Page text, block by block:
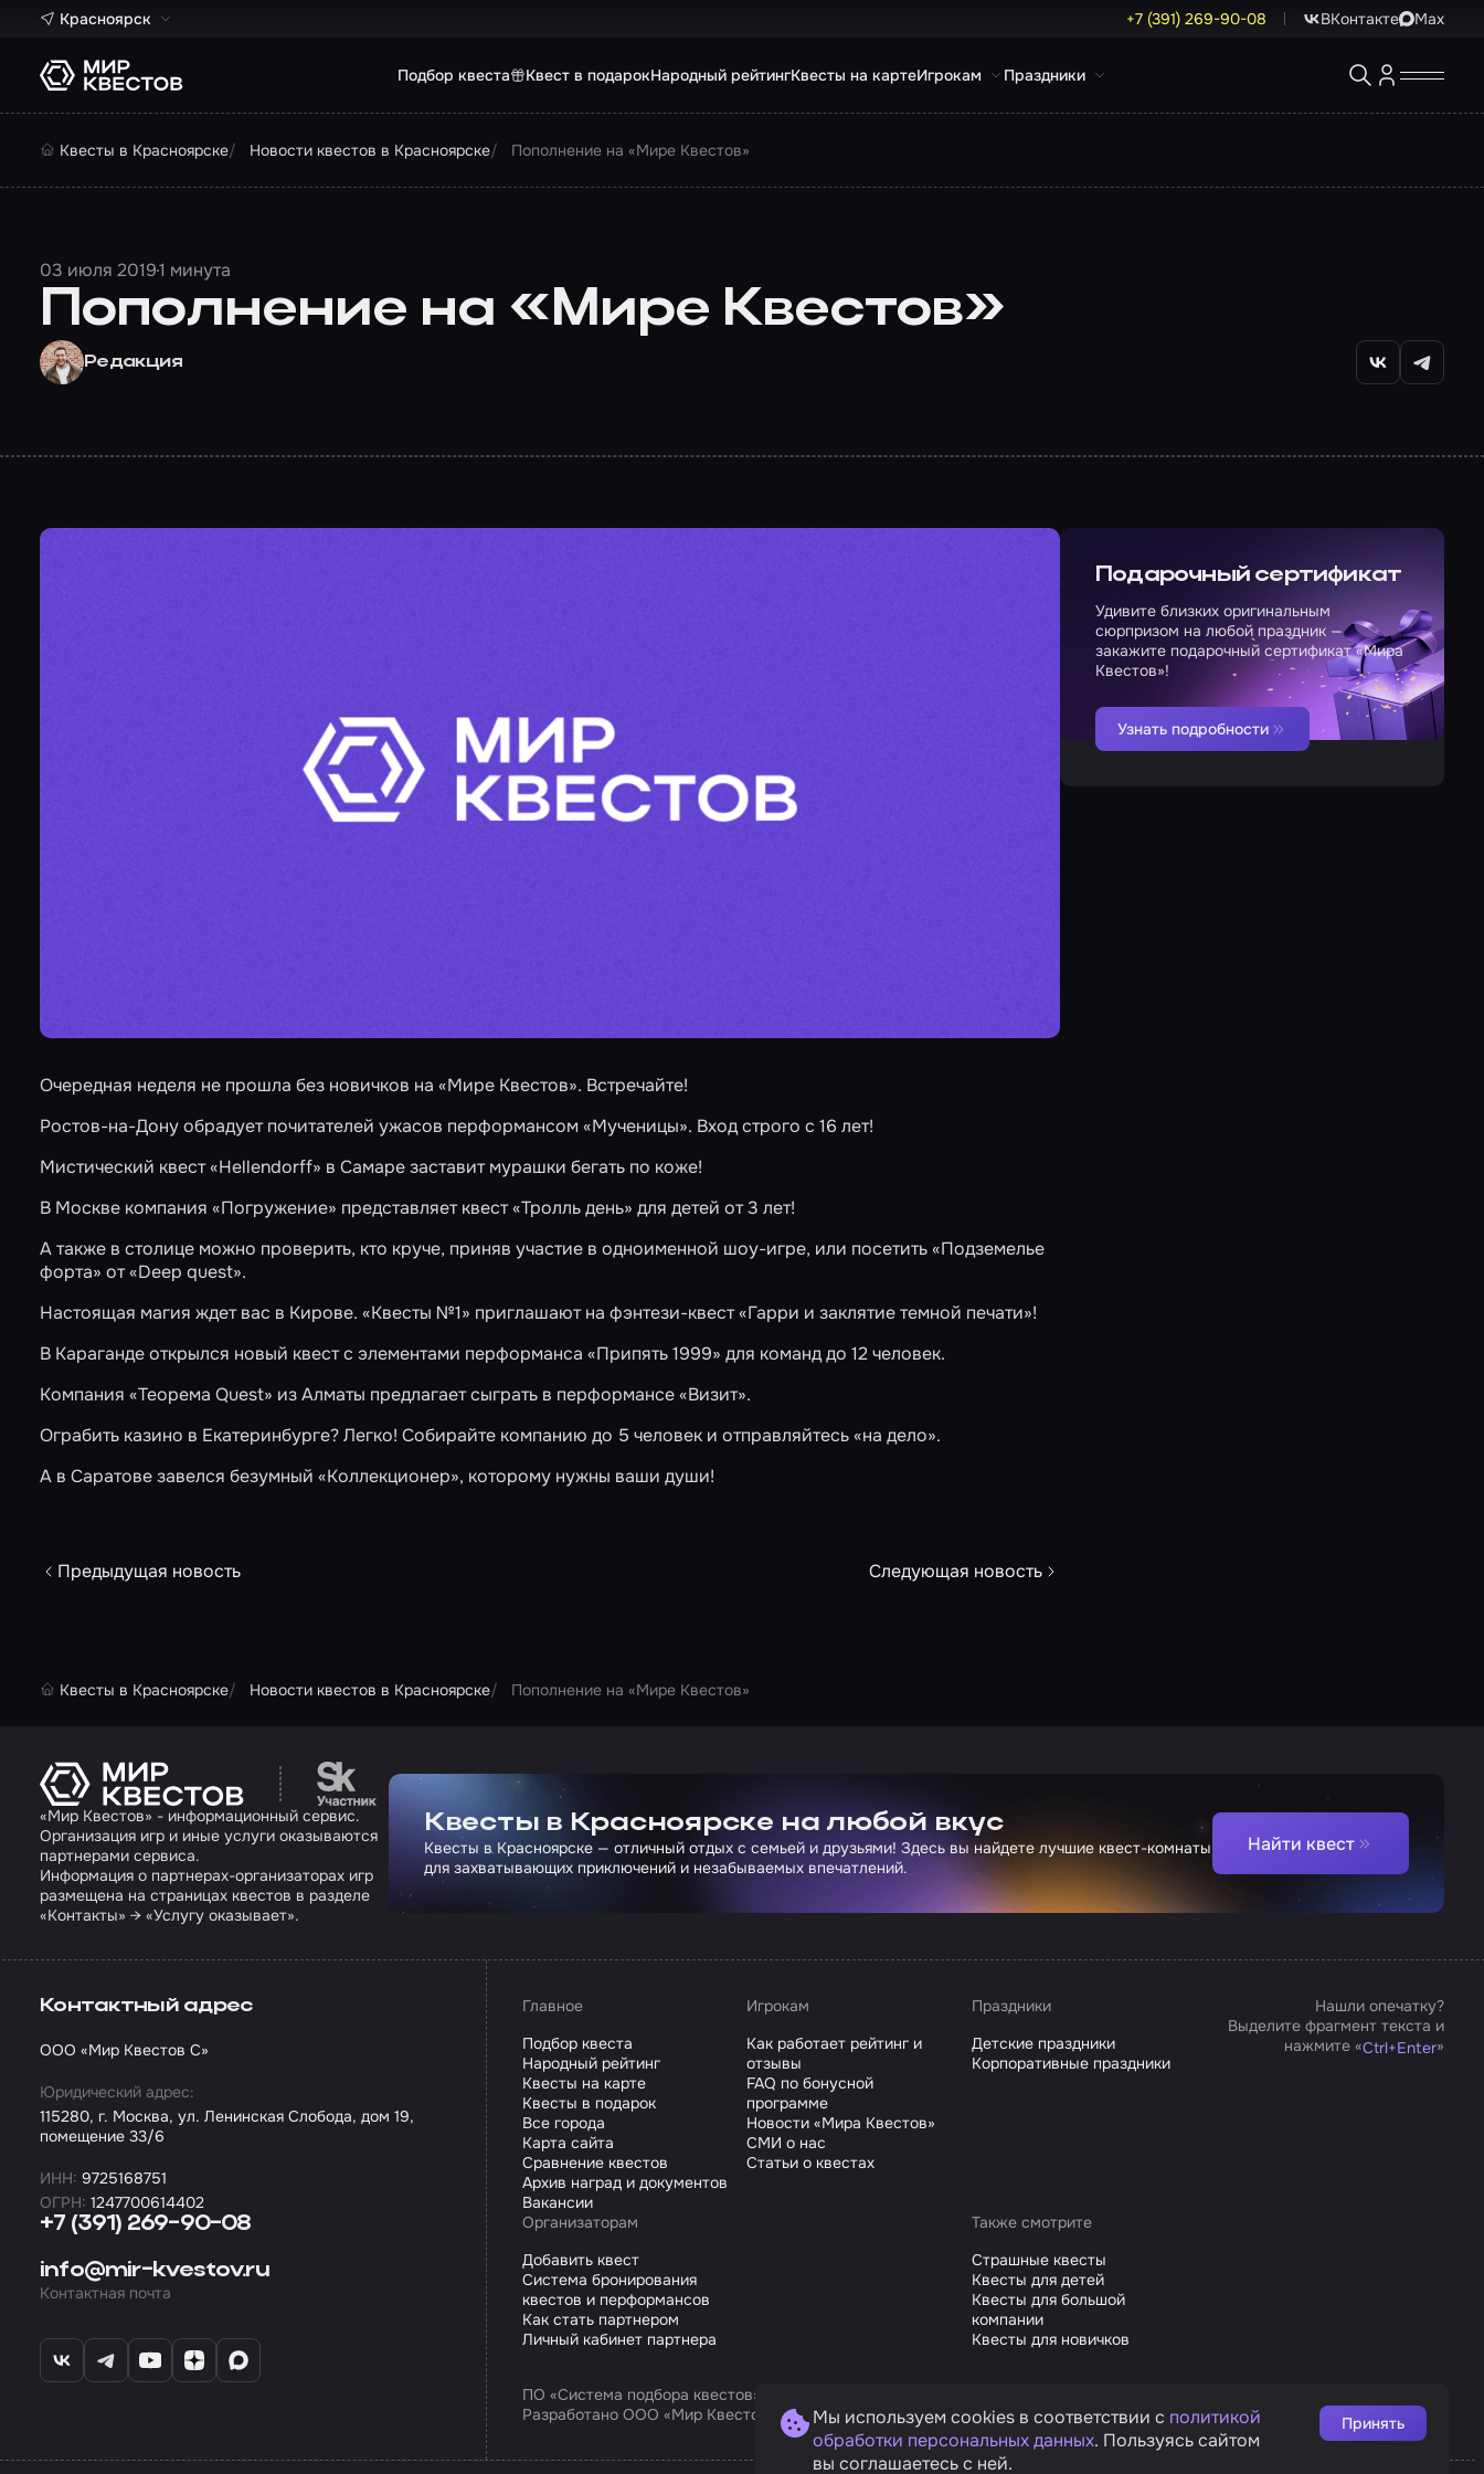
Красноярск +7 (391) 269-90-08 ВКонтакте Max
Подбор квеста Квест в подарокНародный рейтингКвесты на картеИгрокам Праздники
Квесты в Красноярске Новости квестов в Красноярске Пополнение на «Мире Квестов»
03 июля 20191 минута
Пополнение на «Мире Квестов»
Редакция
Очередная неделя не прошла без новичков на «Мире Квестов». Встречайте!
Ростов-на-Дону обрадует почитателей ужасов перформансом «Мученицы». Вход строго с 16 лет!
Мистический квест«Hellendorff» в Самаре заставит мурашки бегать по коже!
В Москве компания «Погружение» представляет квест«Тролль день» для детей от 3 лет!
А также в столице можно проверить, кто круче, приняв участие в одноименной шоу-игре, или посетить«Подземелье
форта» от «Deep quest».
Настоящая магия ждет вас в Кирове. «Квесты №1» приглашают на фэнтези-квест«Гарри и заклятие темной печати»!
В Караганде открылся новый квест с элементами перформанса «Припять 1999» для команд до 12 человек.
Компания «Теорема Quest» из Алматы предлагает сыграть в перформансе«Визит».
Ограбить казино в Екатеринбурге? Легко! Собирайте компанию до 5 человек и отправляйтесь «на дело».
А в Саратове завелся безумный «Коллекционер», которому нужны ваши души!
Предыдущая новость Следующая новость
Подарочный сертификат
Удивите близких оригинальным
сюрпризом на любой праздник —
закажите подарочный сертификат «Мира
Квестов»!
Узнать подробности
Квесты в Красноярске Новости квестов в Красноярске Пополнение на «Мире Квестов»
Перейти на сайт партнера Сколково
«Мир Квестов» - информационный сервис.
Организация игр и иные услуги оказываются
партнерами сервиса.
Информация о партнерах-организаторах игр
размещена на страницах квестов в разделе
«Контакты» → «Услугу оказывает».
Квесты в Красноярске на любой вкус
Квесты в Красноярске — отличный отдых с семьей и друзьями! Здесь вы найдете лучшие квест-комнаты
для захватывающих приключений и незабываемых впечатлений.
Найти квест
+7 (391) 269-90-08
info@mir-kvestov.ru
Контактная почта
Контактный адрес
ООО «Мир Квестов С»
Юридический адрес:
115280, г. Москва, ул. Ленинская Слобода, дом 19,
помещение 33/6
ИНН: 9725168751
ОГРН: 1247700614402
Главное
Подбор квеста
Народный рейтинг
Квесты на карте
Квесты в подарок
Все города
Карта сайта
Сравнение квестов
Архив наград и документов
Вакансии
Игрокам
Как работает рейтинг и
отзывы
FAQ по бонусной
программе
Новости «Мира Квестов»
СМИ о нас
Статьи о квестах
Праздники
Детские праздники
Корпоративные праздники
Организаторам
Добавить квест
Система бронирования
квестов и перформансов
Как стать партнером
Личный кабинет партнера
Также смотрите
Страшные квесты
Квесты для детей
Квесты для большой
компании
Квесты для новичков
Нашли опечатку?
Выделите фрагмент текста и
нажмите «Ctrl+Enter»
ПО «Система подбора квестов»
Разработано ООО «Мир Квестов С», ИНН 9725168751Мы используем cookies в соответствии с политикой
обработки персональных данных. Пользуясь сайтом
вы соглашаетесь с ней.
Принять